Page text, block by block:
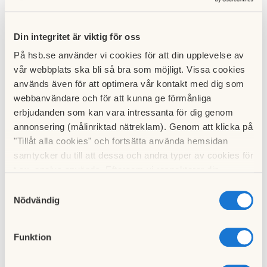
Din integritet är viktig för oss
På hsb.se använder vi cookies för att din upplevelse av
vår webbplats ska bli så bra som möjligt. Vissa cookies
används även för att optimera vår kontakt med dig som
webbanvändare och för att kunna ge förmånliga
erbjudanden som kan vara intressanta för dig genom
annonsering (målinriktad nätreklam). Genom att klicka på
"Tillåt alla cookies" och fortsätta använda hemsidan
samtycker du till att dessa och andra typer av cookies för
cookies och välja att endast tillåta ett urval.
Nödvändig
Funktion
Du kan se nybyggnadsprojekt inom alla
Östergötlands län, där Linköpings kommun ingår.
Exempel på områden i Linköping där HSB bygger
nya bostäder är Nyproduktion Berga,
Nyproduktion Innerstaden.
Du kan navigera till andra kommuner runt
Linköping för att hitta Nyproduktion Norrköping